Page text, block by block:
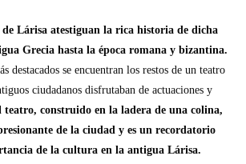
Lárisa atestiguan la rica historia de dicha
Grecia hasta la época romana y bizantina.
destacados se encuentran los restos de un teatro
ciudadanos disfrutaban de actuaciones y
teatro, construido en la ladera de una colina,
de la ciudad y es un recordatorio
de la cultura en la antigua Lárisa.